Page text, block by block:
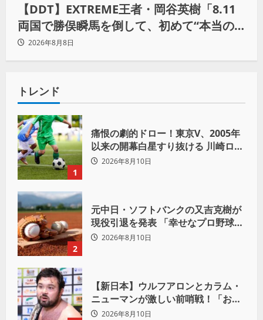
【DDT】EXTREME王者・岡谷英樹「8.11
両国で勝俣瞬馬を倒して、初めて“本当の
王者”になれる」
2026年8月8日
トレンド
1
痛恨の劇的ドロー！東京V、2005年
以来の開幕白星すり抜ける 川崎ロマ
ニッチ同点弾
2026年8月10日
2
元中日・ソフトバンクの又吉克樹が
現役引退を発表 「幸せなプロ野球人
生でした」
2026年8月10日
【新日本】ウルフアロンとカラム・
ニューマンが激しい前哨戦！「お前
は俺の胸毛にカラム(絡む)小バエと
2026年8月10日